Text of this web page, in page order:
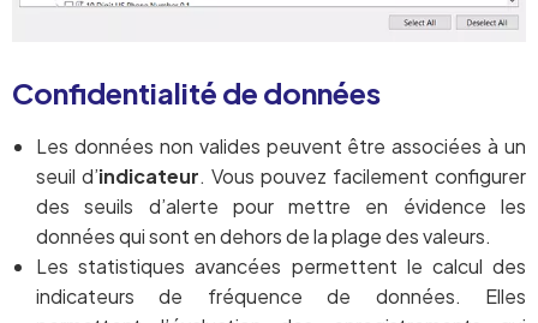
Confidentialité de données
Les données non valides peuvent être associées à un
seuil d’indicateur. Vous pouvez facilement configurer
des seuils d’alerte pour mettre en évidence les
données qui sont en dehors de la plage des valeurs.
Les statistiques avancées permettent le calcul des
indicateurs de fréquence de données. Elles